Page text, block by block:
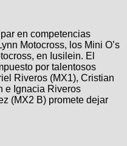
en competencias
Motocross, los Mini O’s
en Iusilein. El
por talentosos
Riveros (MX1), Cristian
e Ignacia Riveros
(MX2 B) promete dejar